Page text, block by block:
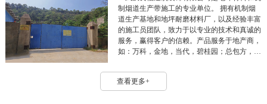
制烟道生产带施工的专业单位。 拥有机制烟
道生产基地和地坪耐磨材料厂，以及经验丰富
的施工员团队，致力于以专业的技术和真诚的
服务，赢得客户的信赖。产品服务于地产商，
如：万科，金地，当代，碧桂园；总包方，
等。 良信公司秉持“优良品质，诚信人生”的
原则，以“认真负责，客户满意”的工作态度服
查看更多+